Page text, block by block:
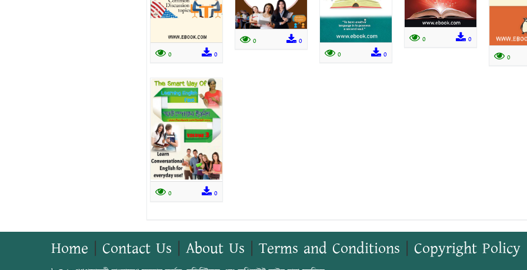
0 0
0
0
0
0
0
0
0
0 0
Home Contact Us About Us Terms and Conditions Copyright Policy